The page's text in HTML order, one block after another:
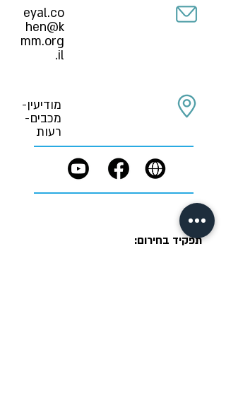
eyal.co
hen@k
mm.org
.il
מודיעין-
מכבים-
רעות
תפקיד בחירום: